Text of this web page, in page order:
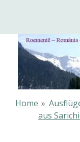
naar
hoofdinhoud
Home »
aus